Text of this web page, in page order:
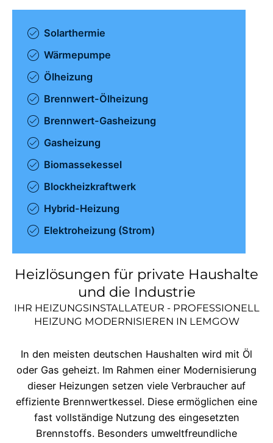
Solarthermie
Wärmepumpe
Ölheizung
Brennwert-Ölheizung
Brennwert-Gasheizung
Gasheizung
Biomassekessel
Blockheizkraftwerk
Hybrid-Heizung
Elektroheizung (Strom)
Heizlösungen für private Haushalte
und die Industrie
IHR HEIZUNGSINSTALLATEUR - PROFESSIONELL
HEIZUNG MODERNISIEREN IN LEMGOW
In den meisten deutschen Haushalten wird mit Öl
oder Gas geheizt. Im Rahmen einer Modernisierung
dieser Heizungen setzen viele Verbraucher auf
effiziente Brennwertkessel. Diese ermöglichen eine
fast vollständige Nutzung des eingesetzten
Brennstoffs. Besonders umweltfreundliche